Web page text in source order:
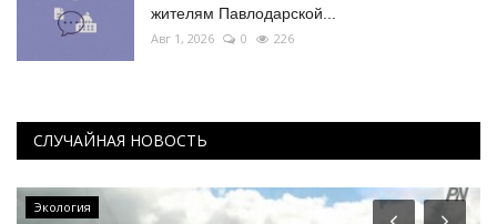
жителям Павлодарской...
Авг 1, 2026 0 226
СЛУЧАЙНАЯ НОВОСТЬ
История одного путешествия